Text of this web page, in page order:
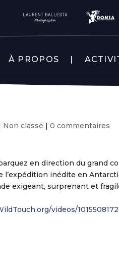
À PROPOS
Non classé | 0 commentaires
en direction du grand
l’expédition inédite en
exigeant, surprenant et
videos/